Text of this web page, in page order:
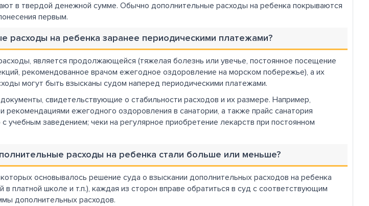
в твердой денежной сумме. Обычно дополнительные расходы на ребенка покрываются
первым.
расходы на ребенка заранее периодическими платежами?
является продолжающейся (тяжелая болезнь или увечье, постоянное посещение
рекомендованное врачом ежегодное оздоровление на морском побережье), а их
могут быть взысканы судом наперед периодическими платежами.
свидетельствующие о стабильности расходов и их размере. Например,
ежегодного оздоровления в санатории, а также прайс санатория
учебным заведением; чеки на регулярное приобретение лекарств при постоянном
расходы на ребенка стали больше или меньше?
основывалось решение суда о взыскании дополнительных расходов на ребенка
платной школе и т.п.), каждая из сторон вправе обратиться в суд с соответствующим
дополнительных расходов.